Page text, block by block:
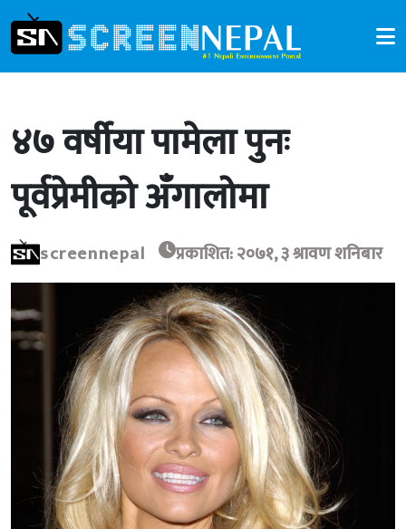
४७ वर्षीया पामेला पुनः
पूर्वप्रेमीको अँगालोमा
screennepal प्रकाशित: २०७१, ३ श्रावण शनिबार